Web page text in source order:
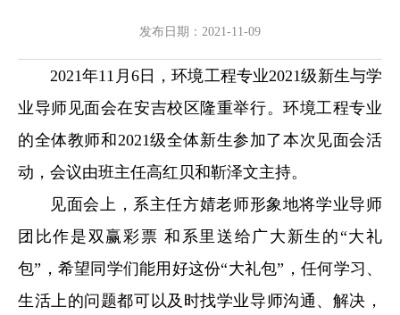
发布日期：2021-11-09
2021年11月6日，环境工程专业2021级新生与学
业导师见面会在安吉校区 隆重举行。环境工程专业
的全体教师和2021级全体新生参加了本次见面会活
动，会议由班主任高红贝和靳泽文主持。
见面会上，系主任方婧老师形象地将学业导师
团 比作是双赢彩票 和系里送给 广大新生 的“大礼
包” ，希望 同学们能用好这份“大礼包” ，任何学习、
生活上的问题都可以及时找学业导师沟通、 解决 ，